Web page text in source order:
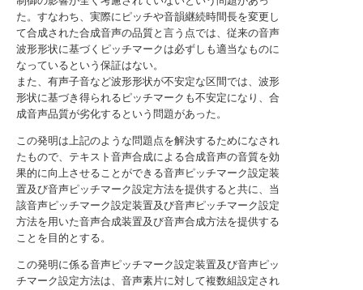
た。すなわち、実際にピッチや音韻継続時間長を変更し
て合成された合成音声の品質と言う点では、従来の音声
波形形状に基づくピッチマークは必ずしも適当なものに
なっているという保証はない。
また、有声子音など波形形状が不安定な区間では、波形
形状に基づき得られるピッチマークも不安定になり、合
成音声品質が劣化するという問題があった。
この発明は上記のような問題点を解決するためになされ
たもので、テキスト音声合成による合成音声の音質を効
果的に向上させることができる音声ピッチマーク設定装
置及び音声ピッチマーク設定方法を提供すると共に、当
該音声ピッチマーク設定装置及び音声ピッチマーク設定
方法を用いた音声合成装置及び音声合成方法を提供する
ことを目的とする。
この発明に係る音声ピッチマーク設定装置及び音声ピッ
チマーク設定方法は、音声素片に対して複数組設定され